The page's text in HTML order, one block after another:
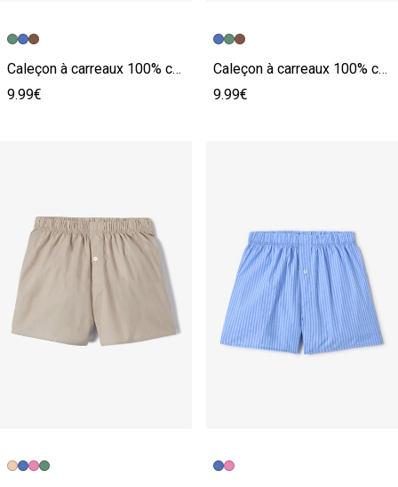
Caleçon à carreaux 100% coton
9.99€
Caleçon à carreaux 100% coton
9.99€